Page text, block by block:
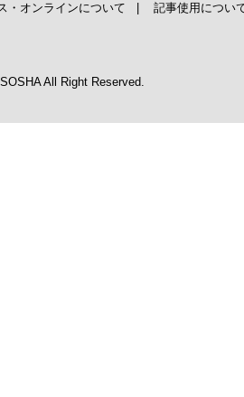
・オンラインについて 記事使用につい
All Right Reserved.